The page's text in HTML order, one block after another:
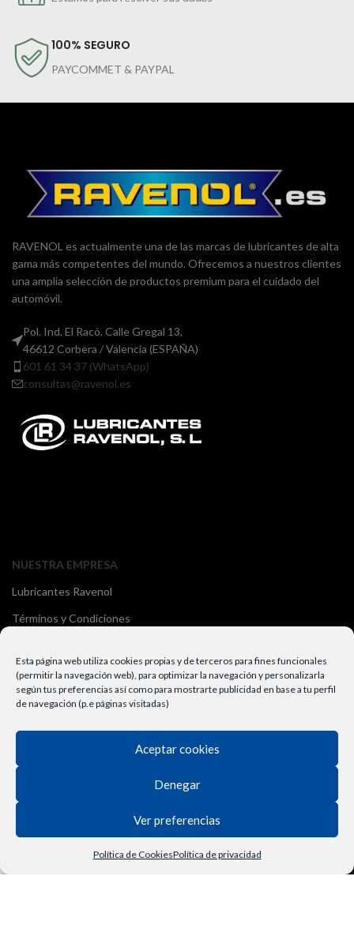
Esta página web utiliza cookies propias y de terceros para fines funcionales
(permitir la navegación web), para optimizar la navegación y personalizarla
según tus preferencias así como para mostrarte publicidad en base a tu perfil
de navegación (p.e páginas visitadas)
Aceptar cookies
Denegar
Ver preferencias
Política de CookiesPolítica de privacidad
100% SEGURO
PAYCOMMET & PAYPAL
RAVENOL es actualmente una de las marcas de lubricantes de alta
gama más competentes del mundo. Ofrecemos a nuestros clientes
una amplia selección de productos premium para el cuidado del
automóvil.
Pol. Ind. El Racó. Calle Gregal 13,
46612 Corbera / Valencia (ESPAÑA)
601 61 34 37 (WhatsApp)
consultas@ravenol.es
NUESTRA EMPRESA
Lubricantes Ravenol
Términos y Condiciones
Política de Privacidad
Contactar
CarritoMi cuentaVehículo